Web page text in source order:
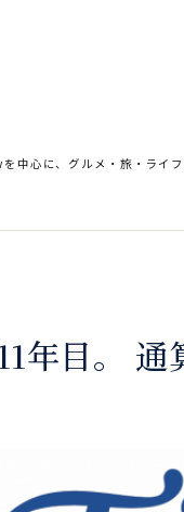
に、グルメ・旅・ライフ
目。 通